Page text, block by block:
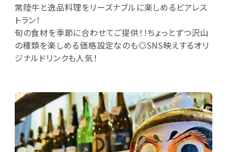
常陸牛と逸品料理をリーズナブルに楽しめるビアレス
トラン！
旬の食材を季節に合わせてご提供！！ちょっとずつ沢山
の種類を楽しめる価格設定なのも◎SNS映えするオリ
ジナルドリンクも人気！